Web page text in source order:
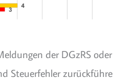
der DGzRS
Steuerfehler